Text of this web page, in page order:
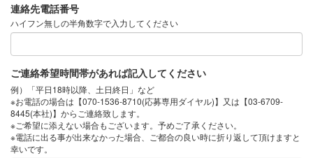
連絡先電話番号
ハイフン無しの半角数字で入力してください
ご連絡希望時間帯があれば記入してください
例）「平日18時以降、土日終日」など
※お電話の場合は【070-1536-8710(応募専用ダイヤル)】又は【03-6709-
8445(本社)】からご連絡致します。
※ご希望に添えない場合もございます。予めご了承ください。
※電話に出る事が出来なかった場合、ご都合の良い時に折り返して頂けますと
幸いです。